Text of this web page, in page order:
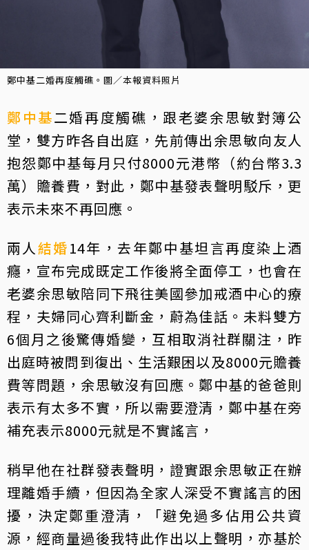
鄭中基二婚再度觸礁。圖／本報資料照片
鄭中基二婚再度觸礁，跟老婆余思敏對簿公
堂，雙方昨各自出庭，先前傳出余思敏向友人
抱怨鄭中基每月只付8000元港幣（約台幣3.3
萬）贍養費，對此，鄭中基發表聲明駁斥，更
表示未來不再回應。
兩人結婚14年，去年鄭中基坦言再度染上酒
癮，宣布完成既定工作後將全面停工，也會在
老婆余思敏陪同下飛往美國參加戒酒中心的療
程，夫婦同心齊利斷金，蔚為佳話。未料雙方
6個月之後驚傳婚變，互相取消社群關注，昨
出庭時被問到復出、生活艱困以及8000元贍養
費等問題，余思敏沒有回應。鄭中基的爸爸則
表示有太多不實，所以需要澄清，鄭中基在旁
補充表示8000元就是不實謠言，
稍早他在社群發表聲明，證實跟余思敏正在辦
理離婚手續，但因為全家人深受不實謠言的困
擾，決定鄭重澄清，「避免過多佔用公共資
源，經商量過後我特此作出以上聲明，亦基於